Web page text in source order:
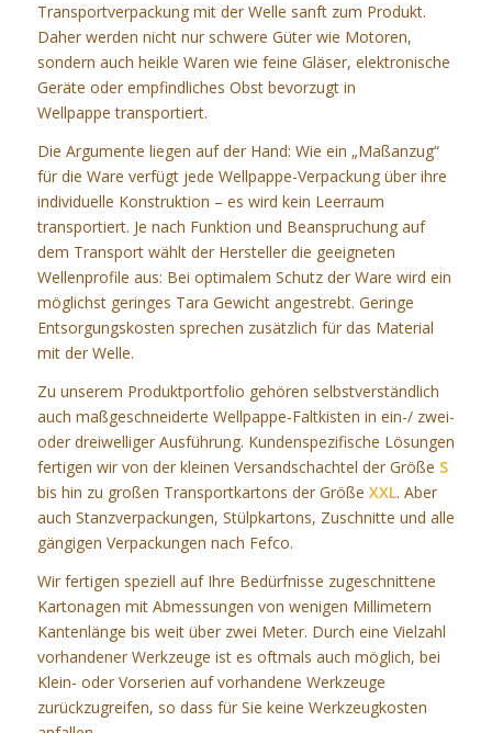
Transportverpackung mit der Welle sanft zum Produkt.
Daher werden nicht nur schwere Güter wie Motoren,
sondern auch heikle Waren wie feine Gläser, elektronische
Geräte oder empfindliches Obst bevorzugt in
Wellpappe transportiert.
Die Argumente liegen auf der Hand: Wie ein „Maßanzug“
für die Ware verfügt jede Wellpappe-Verpackung über ihre
individuelle Konstruktion – es wird kein Leerraum
transportiert. Je nach Funktion und Beanspruchung auf
dem Transport wählt der Hersteller die geeigneten
Wellenprofile aus: Bei optimalem Schutz der Ware wird ein
möglichst geringes Tara Gewicht angestrebt. Geringe
Entsorgungskosten sprechen zusätzlich für das Material
mit der Welle.
Zu unserem Produktportfolio gehören selbstverständlich
auch maßgeschneiderte Wellpappe-Faltkisten in ein-/ zwei-
oder dreiwelliger Ausführung. Kundenspezifische Lösungen
fertigen wir von der kleinen Versandschachtel der Größe S
bis hin zu großen Transportkartons der Größe XXL. Aber
auch Stanzverpackungen, Stülpkartons, Zuschnitte und alle
gängigen Verpackungen nach Fefco.
Wir fertigen speziell auf Ihre Bedürfnisse zugeschnittene
Kartonagen mit Abmessungen von wenigen Millimetern
Kantenlänge bis weit über zwei Meter. Durch eine Vielzahl
vorhandener Werkzeuge ist es oftmals auch möglich, bei
Klein- oder Vorserien auf vorhandene Werkzeuge
zurückzugreifen, so dass für Sie keine Werkzeugkosten